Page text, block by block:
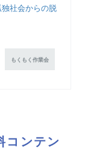
独社会からの脱
もくもく作業会
コンテン